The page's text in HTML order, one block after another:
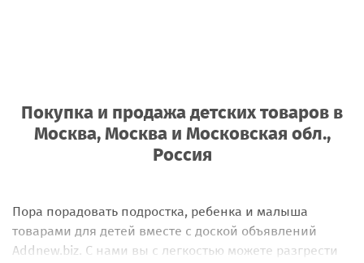
Покупка и продажа детских товаров в
Москва, Москва и Московская обл.,
Россия
Пора порадовать подростка, ребенка и малыша
товарами для детей вместе с доской объявлений
Addnew.biz. С нами вы с легкостью можете разгрести